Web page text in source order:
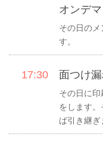
オンデ
その日の
す。
17:30 面つけ
その日に
をします
ば引き継ぎ